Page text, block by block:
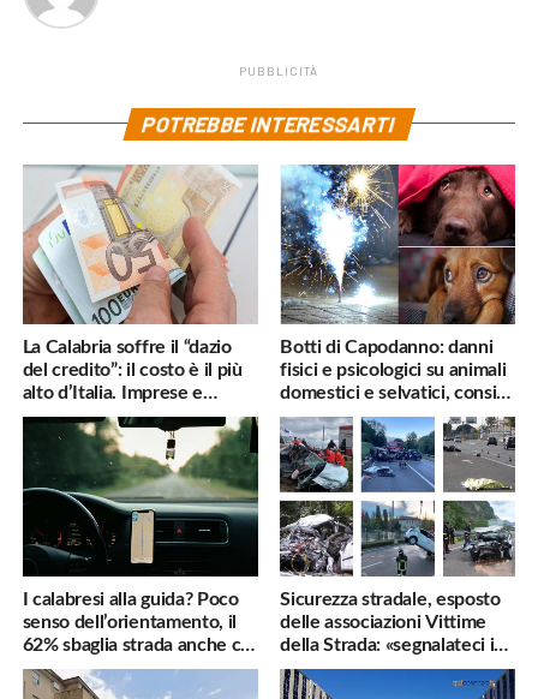
PUBBLICITÀ
POTREBBE INTERESSARTI
La Calabria soffre il “dazio
del credito”: il costo è il più
alto d’Italia. Imprese e
famiglie penalizzate
Botti di Capodanno: danni
fisici e psicologici su animali
domestici e selvatici, consigli
utili
I calabresi alla guida? Poco
senso dell’orientamento, il
62% sbaglia strada anche col
navigatore
Sicurezza stradale, esposto
delle associazioni Vittime
della Strada: «segnalateci i
pericoli, interverremo
subito»